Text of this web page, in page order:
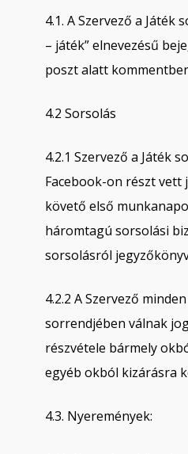
4.1. A Szervező a
– játék” elnevezésű
poszt alatt
4.2 Sorsolás
4.2.1 Szervező a Játék
Facebook-on részt
követő első
háromtagú sorsolási
sorsolásról
4.2.2 A Szervező
sorrendjében válnak
részvétele bármely
egyéb okból kizárásra
4.3. Nyeremények: